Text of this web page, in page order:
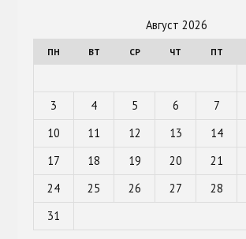
Август 2026
ПН ВТ СР ЧТ ПТ
3
4 5 6 7
10
11 12 13 14
17
18 19 20 21
24
25 26 27 28
31